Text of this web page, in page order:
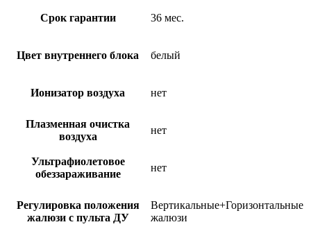
Срок гарантии 36 мес.
Цвет внутреннего блока белый
Ионизатор воздуха нет
Плазменная очистка
воздуха
нет
Ультрафиолетовое
обеззараживание
нет
Регулировка положения
жалюзи с пульта ДУ
Вертикальные+Горизонтальные
жалюзи